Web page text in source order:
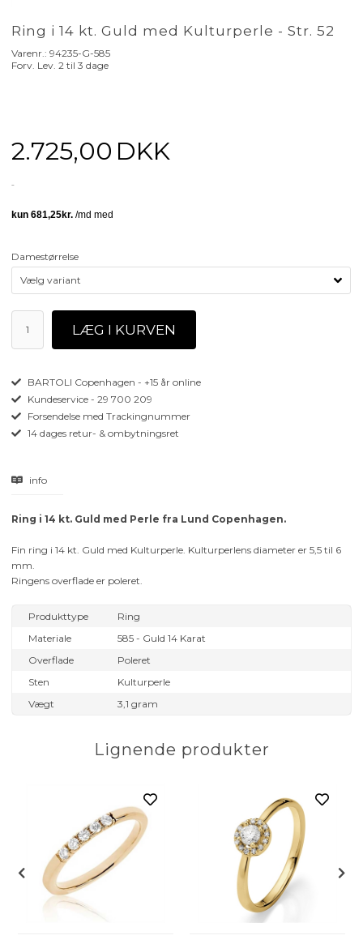
Ring i 14 kt. Guld med Kulturperle - Str. 52
Varenr.:94235-G-585
Forv. Lev. 2 til 3 dage
2.725,00 DKK
Damestørrelse
BARTOLI Copenhagen - +15 år online
Kundeservice - 29 700 209
Forsendelse med Trackingnummer
14 dages retur- & ombytningsret
info
Ring i 14 kt. Guld med Perle fra Lund Copenhagen.
Fin ring i 14 kt. Guld med Kulturperle. Kulturperlens diameter er 5,5 til 6
mm.
Ringens overflade er poleret.
Produkttype
Ring
Materiale
585 - Guld 14 Karat
Overflade
Poleret
Sten
Kulturperle
Vægt
3,1 gram
Lignende produkter